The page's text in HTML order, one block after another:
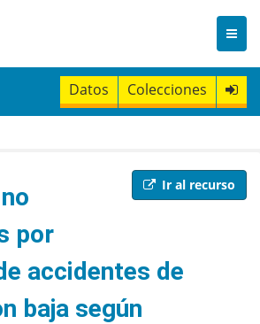
Datos Colecciones
Ir al recurso
por
accidentes de
baja según